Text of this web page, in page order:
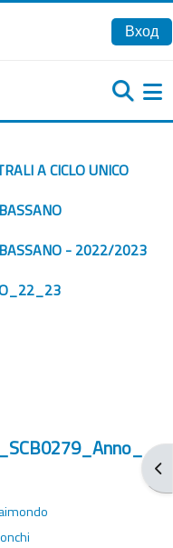
Вход
A CICLO UNICO
- 2022/2023